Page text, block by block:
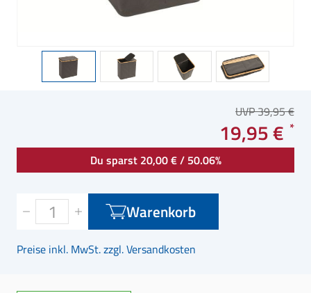
UVP 39,95 €
19,95 €
Du sparst 20,00 € / 50.06%
Warenkorb
Preise inkl. MwSt. zzgl. Versandkosten